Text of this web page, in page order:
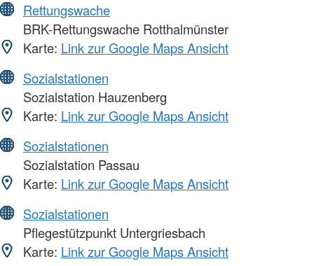
Rettungswache
BRK-Rettungswache Rotthalmünster
Karte: Link zur Google Maps Ansicht
Sozialstationen
Sozialstation Hauzenberg
Karte: Link zur Google Maps Ansicht
Sozialstationen
Sozialstation Passau
Karte: Link zur Google Maps Ansicht
Sozialstationen
Pflegestützpunkt Untergriesbach
Karte: Link zur Google Maps Ansicht